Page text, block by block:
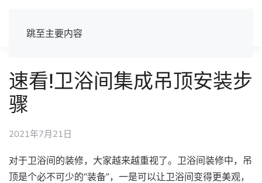
跳至主要内容
速看!卫浴间集成吊顶安装步
骤
2021年7月21日
对于卫浴间的装修，大家越来越重视了。卫浴间装修中，吊
顶是个必不可少的“装备”，一是可以让卫浴间变得更美观，